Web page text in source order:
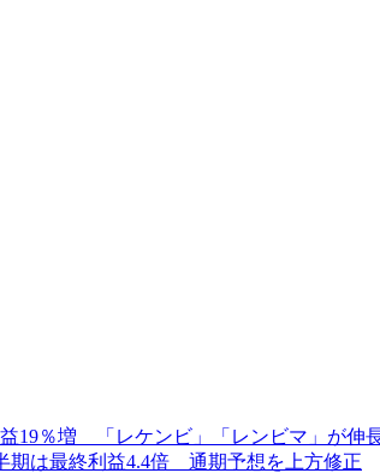
19％増 「レケンビ」「レンビマ」が伸
期は最終利益4.4倍 通期予想を上方修正